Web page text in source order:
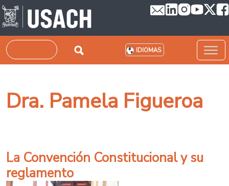
Pasar al contenido principal
Buscar IDIOMAS
Dra. Pamela Figueroa
La Convención Constitucional y su
reglamento